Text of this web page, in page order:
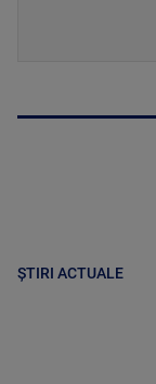
ȘTIRI ACTUALE